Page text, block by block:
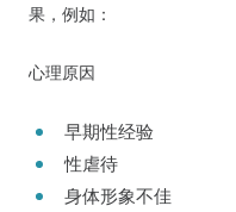
果，例如：
心理原因
早期性经验
性虐待
身体形象不佳